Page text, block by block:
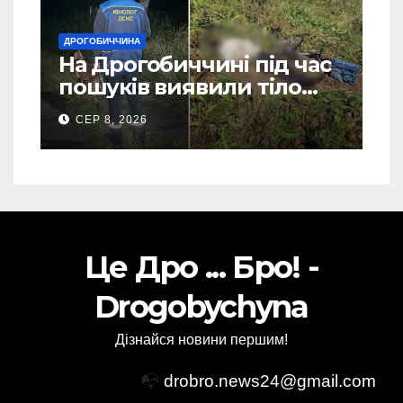
ДРОГОБИЧЧИНА
На Дрогобиччині під час
пошуків виявили тіло
зниклого чоловіка (Фото)
СЕР 8, 2026
Це Дро ... Бро! -
Drogobychyna
Дізнайся новини першим!
📭 drobro.news24@gmail.com